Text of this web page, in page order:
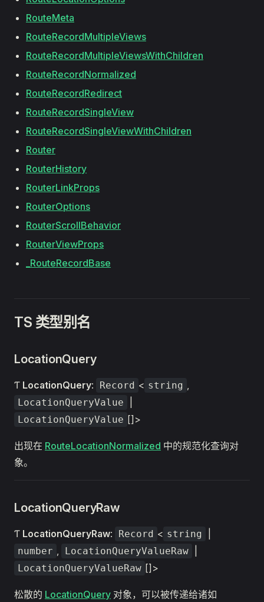
RouteMeta
RouteRecordMultipleViews
RouteRecordMultipleViewsWithChildren
RouteRecordNormalized
RouteRecordRedirect
RouteRecordSingleView
RouteRecordSingleViewWithChildren
Router
RouterHistory
RouterLinkProps
RouterOptions
RouterScrollBehavior
RouterViewProps
_RouteRecordBase
TS 类型别名
LocationQuery
Ƭ LocationQuery: Record < string ,
LocationQueryValue
LocationQueryValue []>
出现在 RouteLocationNormalized 中的规范化查询对
象。
LocationQueryRaw
Ƭ LocationQueryRaw: Record < string
number , LocationQueryValueRaw
LocationQueryValueRaw []>
松散的 LocationQuery 对象，可以被传递给诸如